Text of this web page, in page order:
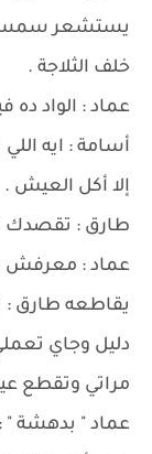
يستشعر
خلف الثلاجة .
عماد : الواد ده
أسامة : ايه
إلا أكل العيش .
طارق : تقصدك
عماد : معرفش
يقاطعه طارق
دليل وجاي
مراتي وتقطع
عماد " بدهشة " :